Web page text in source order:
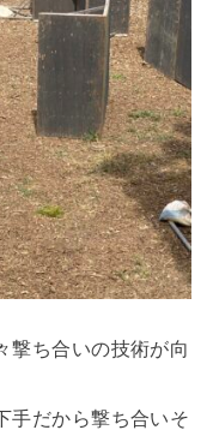
撃ち合いの技術が向
手だから撃ち合いそ